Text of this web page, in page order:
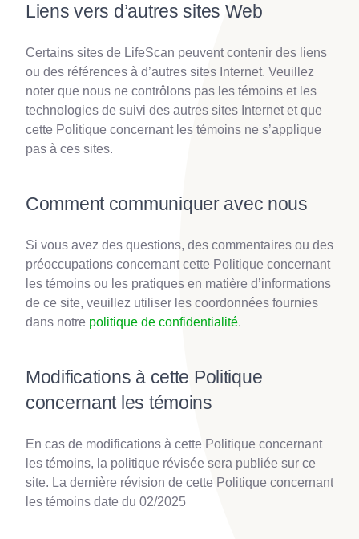
Liens vers d’autres sites Web
Certains sites de LifeScan peuvent contenir des liens
ou des références à d’autres sites Internet. Veuillez
noter que nous ne contrôlons pas les témoins et les
technologies de suivi des autres sites Internet et que
cette Politique concernant les témoins ne s’applique
pas à ces sites.
Comment communiquer avec nous
Si vous avez des questions, des commentaires ou des
préoccupations concernant cette Politique concernant
les témoins ou les pratiques en matière d’informations
de ce site, veuillez utiliser les coordonnées fournies
dans notre politique de confidentialité.
Modifications à cette Politique
concernant les témoins
En cas de modifications à cette Politique concernant
les témoins, la politique révisée sera publiée sur ce
site. La dernière révision de cette Politique concernant
les témoins date du 02/2025